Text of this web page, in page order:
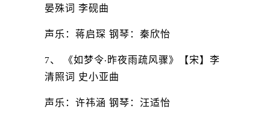
晏殊词 李砚曲
声乐：蒋启琛 钢琴：秦欣怡
7、 《如梦令·昨夜雨疏风骤》【宋】李
清照词 史小亚曲
声乐：许祎涵 钢琴：汪适怡